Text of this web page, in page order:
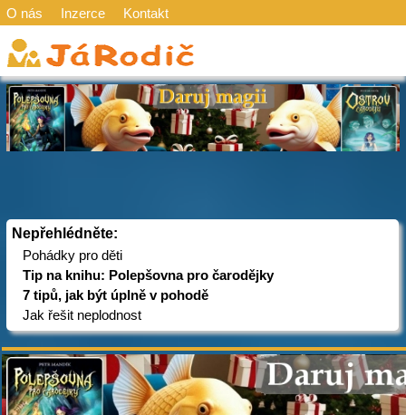
O nás Inzerce Kontakt
Nepřehlédněte:
Pohádky pro děti
Tip na knihu: Polepšovna pro čarodějky
7 tipů, jak být úplně v pohodě
Jak řešit neplodnost